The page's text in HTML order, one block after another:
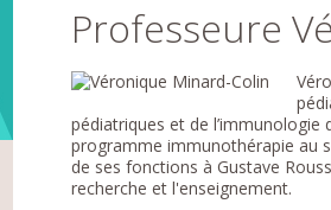
Professeure
pédiatriques et de l’immunologie
programme immunothérapie au
de ses fonctions à Gustave
recherche et l'enseignement.